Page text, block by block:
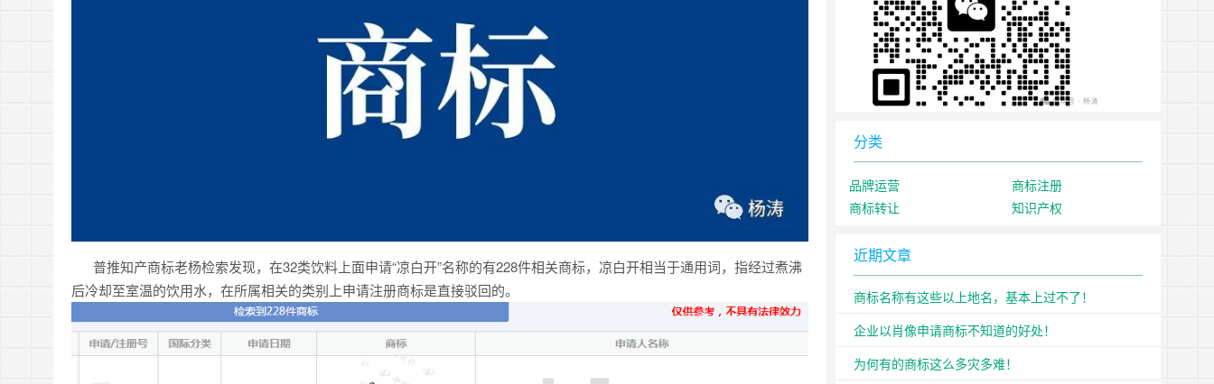
普推知产商标老杨检索发现，在32类饮料上面申请“凉白开”名称的有228件相关商标，凉白开相当于通用词，指经过煮沸
后冷却至室温的饮用水，在所属相关的类别上申请注册商标是直接驳回的。
分类
品牌运营
商标注册
商标转让
知识产权
近期文章
商标名称有这些以上地名，基本上过不了！
企业以肖像申请商标不知道的好处！
为何有的商标这么多灾多难！